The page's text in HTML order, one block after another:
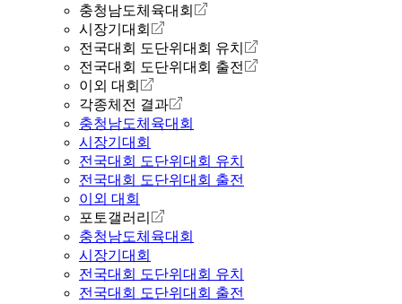
충청남도체육대회
시장기대회
전국대회 도단위대회 유치
전국대회 도단위대회 출전
이외 대회
각종체전 결과
충청남도체육대회
시장기대회
전국대회 도단위대회 유치
전국대회 도단위대회 출전
이외 대회
포토갤러리
충청남도체육대회
시장기대회
전국대회 도단위대회 유치
전국대회 도단위대회 출전